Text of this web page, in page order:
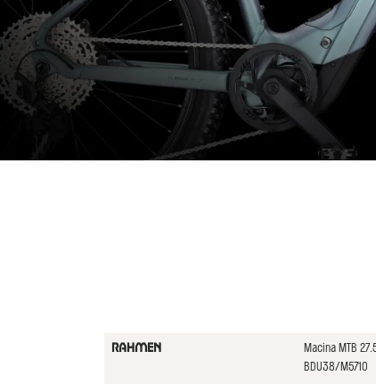
RAHMEN
Macina MTB
BDU38/M5710